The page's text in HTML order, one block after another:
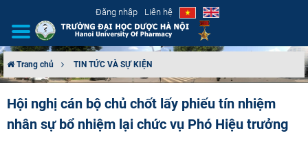
Đăng nhập Liên hệ
CƠ CẤU TỔ CHỨC
Trang chủ TIN TỨC VÀ SỰ KIỆN
Hội nghị cán bộ chủ chốt lấy phiếu tín nhiệm
nhân sự bổ nhiệm lại chức vụ Phó Hiệu trưởng